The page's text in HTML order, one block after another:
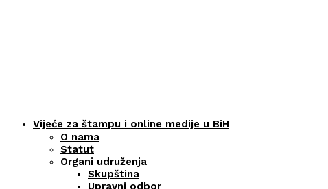
Vijeće za štampu i online medije u BiH
O nama
Statut
Organi udruženja
Skupština
Upravni odbor